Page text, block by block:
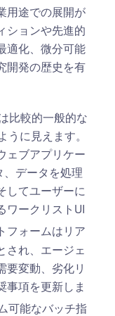
用途での展開が
ションや先進的
適化、微分可能
開発の歴史を有
比較的一般的な
うに見えます。
ェブアプリケー
、データを処理
してユーザーに
ワークリストUI
フォームはリア
され、エージェ
要変動、劣化リ
事項を更新しま
可能なバッチ指